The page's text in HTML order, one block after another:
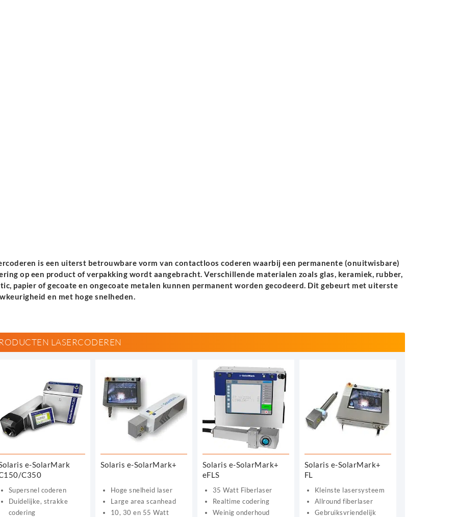
is een uiterst betrouwbare vorm van contactloos coderen waarbij een permanente (onuitwisbare)
op een product of verpakking wordt aangebracht. Verschillende materialen zoals glas, keramiek, rubber,
papier of gecoate en ongecoate metalen kunnen permanent worden gecodeerd. Dit gebeurt met uiterste
en met hoge snelheden.
LASERCODEREN
e-SolarMark
C350
Supersnel coderen
Duidelijke, strakke
codering
Solaris e-SolarMark+
Hoge snelheid laser
Large area scanhead
10, 30 en 55 Watt
Solaris e-SolarMark+
eFLS
35 Watt Fiberlaser
Realtime codering
Weinig onderhoud
Solaris e-SolarMark+
FL
Kleinste lasersysteem
Allround fiberlaser
Gebruiksvriendelijk